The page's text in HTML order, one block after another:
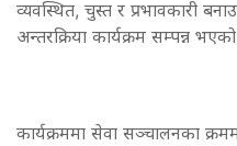
व्यवस्थित, चुस्त र प्रभावकारी
अन्तरक्रिया कार्यक्रम सम्पन्न
कार्यक्रममा सेवा सञ्चालनका